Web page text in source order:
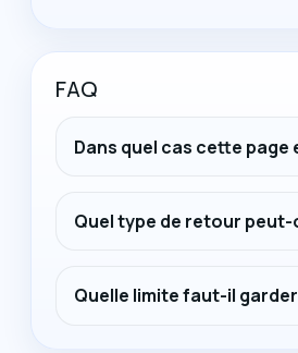
FAQ
Dans quel cas cette page
Quel type de retour
Quelle limite faut-il